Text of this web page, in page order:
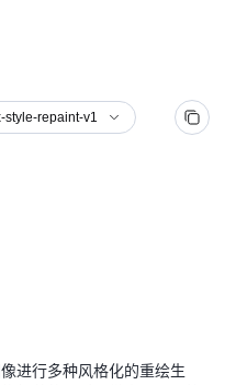
style-repaint-v1
进行多种风格化的重绘生